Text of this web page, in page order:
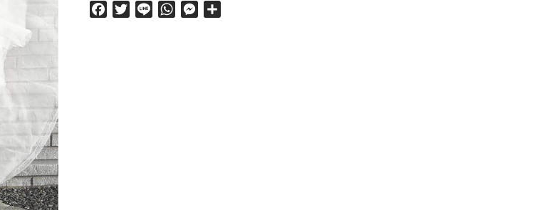
FacebookTwitter
Line WhatsAppMessenger